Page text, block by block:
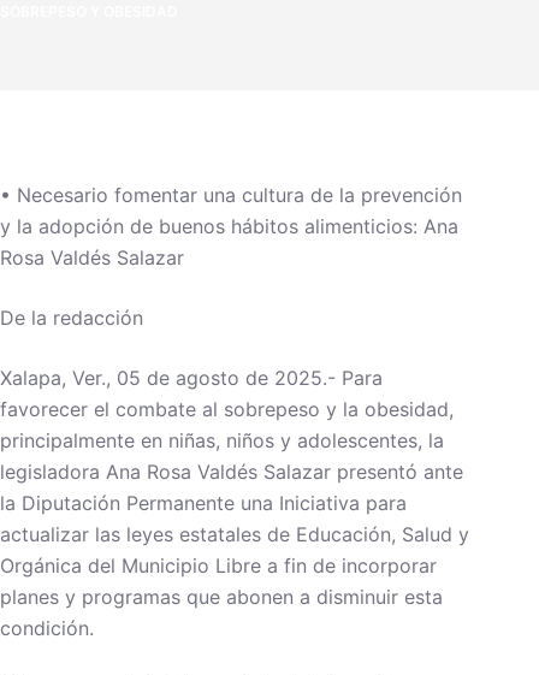
• Necesario fomentar una cultura de la prevención
y la adopción de buenos hábitos alimenticios: Ana
Rosa Valdés Salazar
De la redacción
Xalapa, Ver., 05 de agosto de 2025.- Para
favorecer el combate al sobrepeso y la obesidad,
principalmente en niñas, niños y adolescentes, la
legisladora Ana Rosa Valdés Salazar presentó ante
la Diputación Permanente una Iniciativa para
actualizar las leyes estatales de Educación, Salud y
Orgánica del Municipio Libre a fin de incorporar
planes y programas que abonen a disminuir esta
condición.